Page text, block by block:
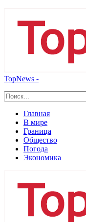
TopNews -
Главная
В мире
Граница
Общество
Погода
Экономика